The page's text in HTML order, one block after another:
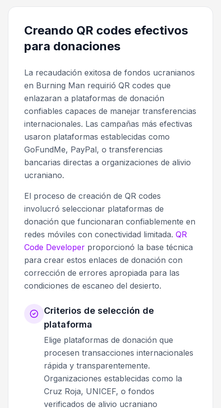
Creando QR codes efectivos
para donaciones
La recaudación exitosa de fondos ucranianos
en Burning Man requirió QR codes que
enlazaran a plataformas de donación
confiables capaces de manejar transferencias
internacionales. Las campañas más efectivas
usaron plataformas establecidas como
GoFundMe, PayPal, o transferencias
bancarias directas a organizaciones de alivio
ucraniano.
El proceso de creación de QR codes
involucró seleccionar plataformas de
donación que funcionaran confiablemente en
redes móviles con conectividad limitada. QR
Code Developer proporcionó la base técnica
para crear estos enlaces de donación con
corrección de errores apropiada para las
condiciones de escaneo del desierto.
Criterios de selección de
plataforma
Elige plataformas de donación que
procesen transacciones internacionales
rápida y transparentemente.
Organizaciones establecidas como la
Cruz Roja, UNICEF, o fondos
verificados de alivio ucraniano